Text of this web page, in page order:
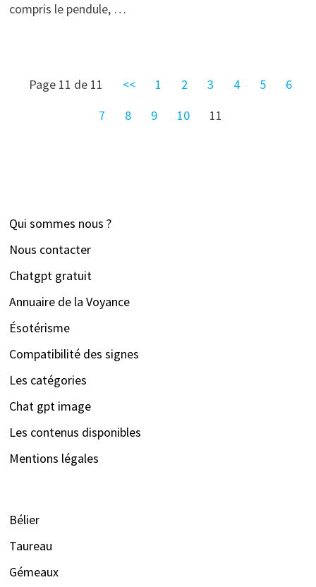
compris le pendule, …
Page 11 de 11 << 1 2 3 4 5
6
7
8 9 10 11
Qui sommes nous ?
Nous contacter
Chatgpt gratuit
Annuaire de la Voyance
Ésotérisme
Compatibilité des signes
Les catégories
Chat gpt image
Les contenus disponibles
Mentions légales
Bélier
Taureau
Gémeaux